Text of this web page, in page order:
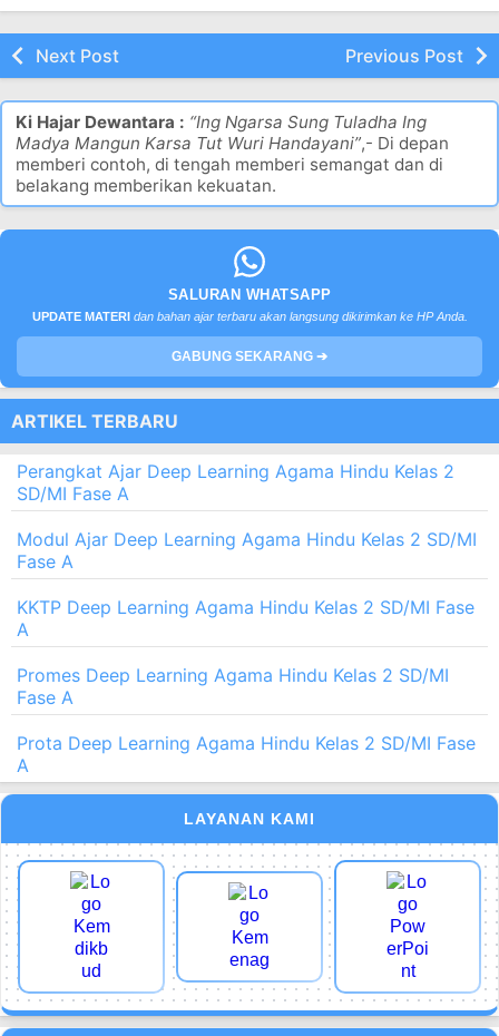
2023/2024
Next Post Previous Post
Ki Hajar Dewantara : “Ing Ngarsa Sung Tuladha Ing
Madya Mangun Karsa Tut Wuri Handayani”,- Di depan
memberi contoh, di tengah memberi semangat dan di
belakang memberikan kekuatan.
SALURAN WHATSAPP
UPDATE MATERI dan bahan ajar terbaru akan langsung dikirimkan ke HP Anda.
GABUNG SEKARANG ➔
ARTIKEL TERBARU
Perangkat Ajar Deep Learning Agama Hindu Kelas 2
SD/MI Fase A
Modul Ajar Deep Learning Agama Hindu Kelas 2 SD/MI
Fase A
KKTP Deep Learning Agama Hindu Kelas 2 SD/MI Fase
A
Promes Deep Learning Agama Hindu Kelas 2 SD/MI
Fase A
Prota Deep Learning Agama Hindu Kelas 2 SD/MI Fase
A
LAYANAN KAMI